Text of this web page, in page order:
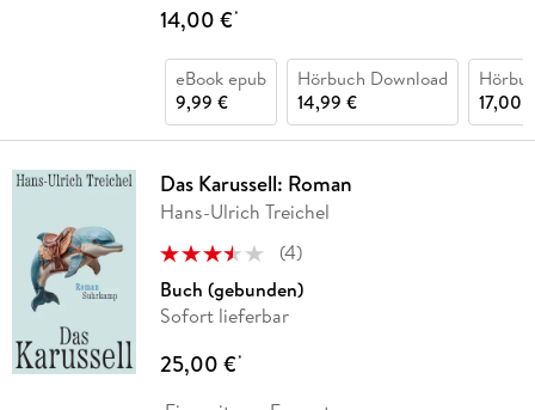
14,00 €*
eBook epub
9,99 €
Hörbuch Download
14,99 €
17,00
Das Karussell: Roman
Hans-Ulrich Treichel
(4)
Buch (gebunden)
Sofort lieferbar
25,00 €*